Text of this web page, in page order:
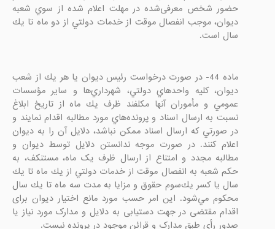
حضور شخص معرفی‌شده در مهلت اعلام شده از سوي شعبه
ديوان، موجب انفصال موقت از خدمات دولتي از دو ماه تا يك‌
سال‌ است.
ماده 44- در صورت درخواست رئيس ديوان يا هر يك از شعب
ديوان، كليه واحدهاي دولتي، شهرداري‌ها و ساير مؤسسات
عمومي و مأموران آنها مكلفند ظرف يك ماه از تاريخ ابلاغ
نسبت به ارسال اسناد و پرونده‌هاي مورد مطالبه اقدام نمايند و
در صورتي كه ارسال اسناد ممكن نباشد، دلايل آن را به ديوان
اعلام كنند. در صورت موجه ندانستن دلایل توسط دیوان و
مطالبه مجدد و امتناع از ارسال ظرف یک ماه، مستنکف، به
حكم شعبه به انفصال موقت از خدمات دولتي از يك ماه تا يك
سال يا كسر يك‌سوم حقوق و مزايا به مدت سه ‌ماه تا يك ‌سال
محكوم مي‌شود. این امر حسب مورد مانع اختیار دیوان برای
اقدام مقتضی در جهت دستیابی به دلایل و مدارک مورد نیاز یا